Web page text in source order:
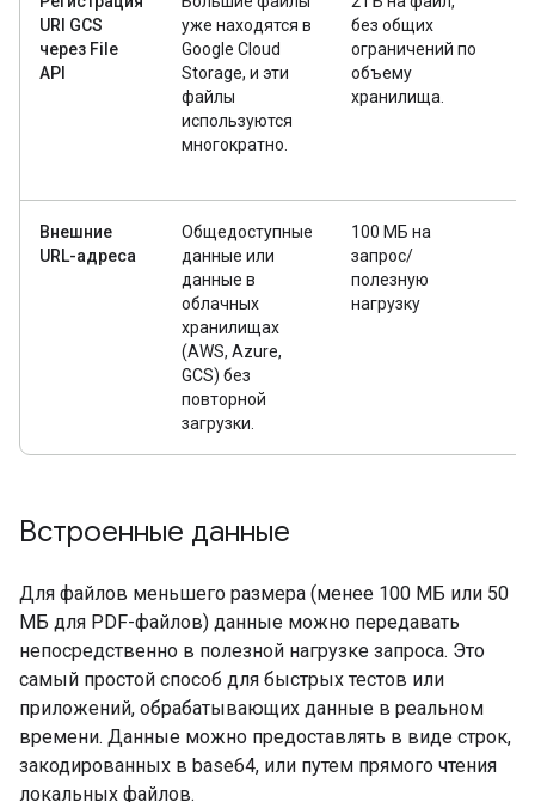
URI GCS
через File
API
уже находятся в
Google Cloud
Storage, и эти
файлы
используются
многократно.
без общих
ограничений по
объему
хранилища.
Внешние
URL-адреса
Общедоступные
данные или
данные в
облачных
хранилищах
(AWS, Azure,
GCS) без
повторной
загрузки.
100 МБ на
запрос/
полезную
нагрузку
Встроенные данные
Для файлов меньшего размера (менее 100 МБ или 50
МБ для PDF-файлов) данные можно передавать
непосредственно в полезной нагрузке запроса. Это
самый простой способ для быстрых тестов или
приложений, обрабатывающих данные в реальном
времени. Данные можно предоставлять в виде строк,
закодированных в base64, или путем прямого чтения
локальных файлов.